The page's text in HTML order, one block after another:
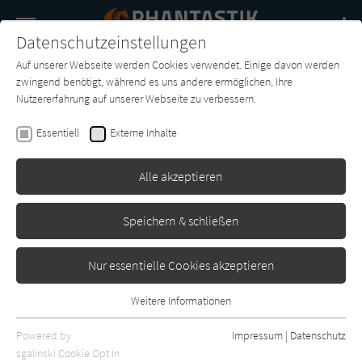
SUCHE
Buch-
Entdecker
Forum Charts
Reportage
Frankfurter Buchmesse 2019
Achtung: Wer seinen SUB (Stapel ungelesener Bücher)
Datenschutzeinstellungen
Auf unserer Webseite werden Cookies verwendet. Einige davon werden
zwingend benötigt, während es uns andere ermöglichen, Ihre
Nutzererfahrung auf unserer Webseite zu verbessern.
Essentiell Externe Inhalte
Alle akzeptieren
Speichern & schließen
Nur essentielle Cookies akzeptieren
Essentielle Cookies werden für grundlegende Funktionen der
Webseite benötigt. Dadurch ist gewährleistet, dass die Webseite
Weitere Informationen
Powered by
sgalinski Cookie Opt In
Impressum | Datenschutz